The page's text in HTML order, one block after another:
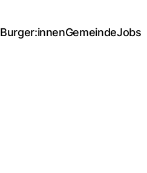
Burger:innenGemeindeJobs